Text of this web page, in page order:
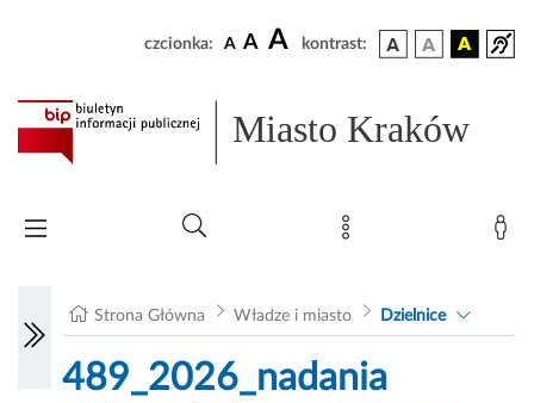
czcionka: A A A kontrast:
Miasto Kraków
Strona Główna Władze i miasto Dzielnice
489_2026_nadania